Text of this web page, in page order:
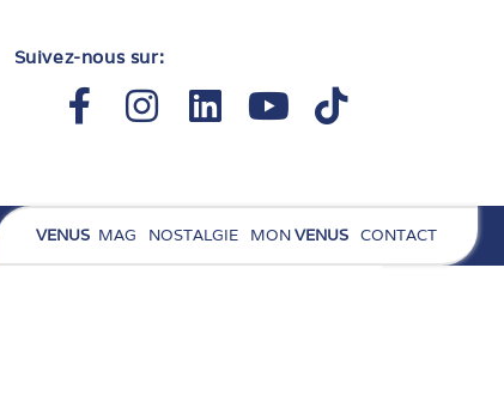
Suivez-nous sur:
Facebook-
f
Instagram
Linkedin
Youtube
Tiktok
VENUS MAG NOSTALGIE MONVENUS CONTACT